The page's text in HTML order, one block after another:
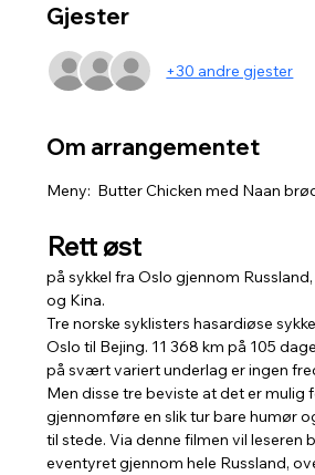
Gjester
+30 andre gjester
Om arrangementet
Meny:  Butter Chicken med Naan
Rett øst
på sykkel fra Oslo gjennom
og Kina.
Tre norske syklisters hasardiøse
Oslo til Bejing. 11 368 km på 105
på svært variert underlag er ingen
Men disse tre beviste at det er mulig
gjennomføre en slik tur bare humør
til stede. Via denne filmen vil leseren
eventyret gjennom hele Russland,